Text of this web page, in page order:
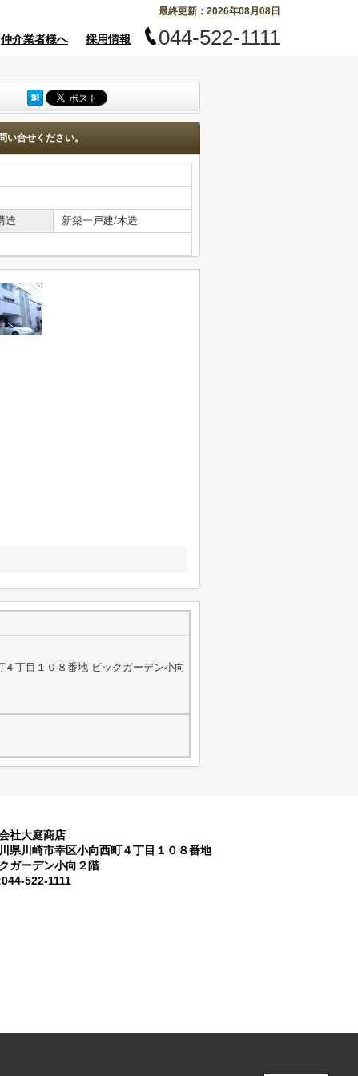
最終更新：2026年08月08日
仲介業者様へ 採用情報 044-522-1111
い合せください。
造
新築一戸建/木造
丁目１０８番地 ビックガーデン小向
社大庭商店
県川崎市幸区小向西町４丁目１０８番地
ガーデン小向２階
522-1111